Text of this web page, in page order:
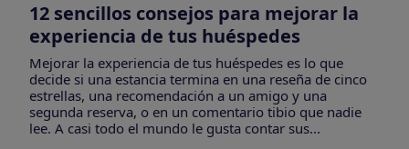
12 sencillos consejos para mejorar la
experiencia de tus huéspedes
Mejorar la experiencia de tus huéspedes es lo que
decide si una estancia termina en una reseña de cinco
estrellas, una recomendación a un amigo y una
segunda reserva, o en un comentario tibio que nadie
lee. A casi todo el mundo le gusta contar sus...